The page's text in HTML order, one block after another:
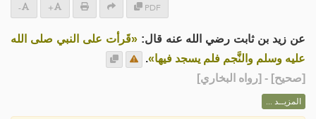
PDF
+
-
عن زيد بن ثابت رضي الله عنه قال:«قَرأت على النبي صلى الله
عليه وسلم والنَّجم فلم يسجد فيها».
[صحيح] - [رواه البخاري]
المزيــد ...